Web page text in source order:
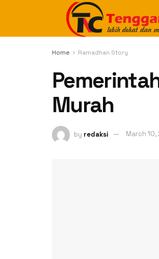
Home Ramadhan Story
Murah
by redaksi March 10,